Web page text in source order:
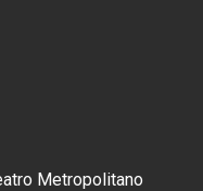
Metropolitano